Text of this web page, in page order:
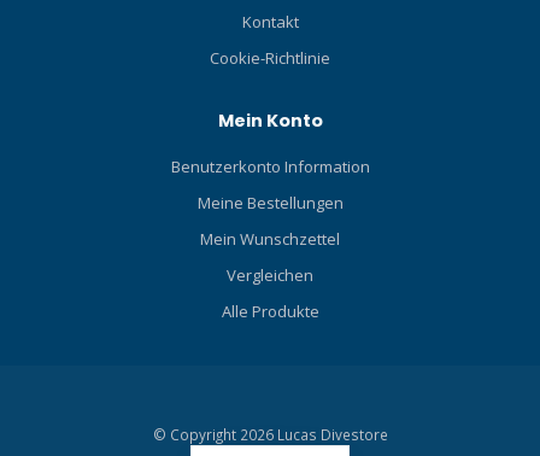
Kontakt
Cookie-Richtlinie
Mein Konto
Benutzerkonto Information
Meine Bestellungen
Mein Wunschzettel
Vergleichen
Alle Produkte
© Copyright 2026 Lucas Divestore